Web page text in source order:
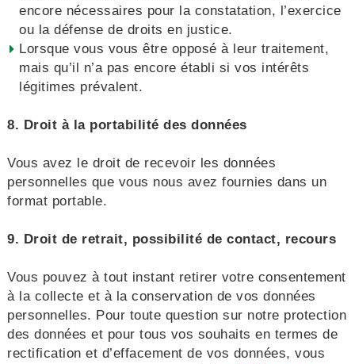
encore nécessaires pour la constatation, l’exercice
ou la défense de droits en justice.
Lorsque vous vous être opposé à leur traitement,
mais qu’il n’a pas encore établi si vos intérêts
légitimes prévalent.
8. Droit à la portabilité des données
Vous avez le droit de recevoir les données
personnelles que vous nous avez fournies dans un
format portable.
9. Droit de retrait, possibilité de contact, recours
Vous pouvez à tout instant retirer votre consentement
à la collecte et à la conservation de vos données
personnelles. Pour toute question sur notre protection
des données et pour tous vos souhaits en termes de
rectification et d’effacement de vos données, vous